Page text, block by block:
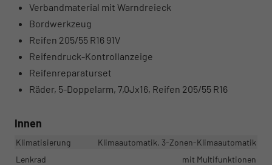
Verbandmaterial mit Warndreieck
Bordwerkzeug
Reifen 205/55 R16 91V
Reifendruck-Kontrollanzeige
Reifenreparaturset
Räder, 5-Doppelarm, 7,0Jx16, Reifen 205/55 R16
Innen
Klimatisierung
Klimaautomatik, 3-Zonen-Klimaautomatik
Lenkrad
mit Multifunktionen